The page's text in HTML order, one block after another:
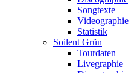
Songtexte
Videographie
Statistik
Soilent Grün
Tourdaten
Livegraphie